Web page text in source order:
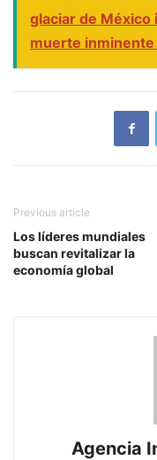
glaciar de México
muerte inminente
Previous article
Los líderes mundiales
buscan revitalizar la
economía global
Agencia